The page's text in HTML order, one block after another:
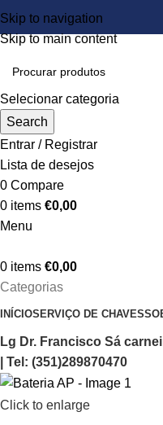
Skip to navigation
Skip to main content
Selecionar categoria
Search
Entrar / Registrar
Lista de desejos
0 Compare
0 items €0,00
Menu
0 items €0,00
Categorias
INÍCIOSERVIÇO DE CHAVES
Lg Dr. Francisco Sá
| Tel: (351)289870470
Click to enlarge